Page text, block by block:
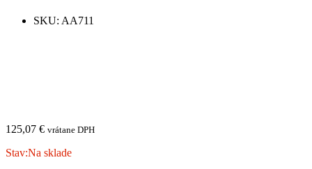
SKU: AA711
125,07 € vrátane DPH
Stav:Na sklade